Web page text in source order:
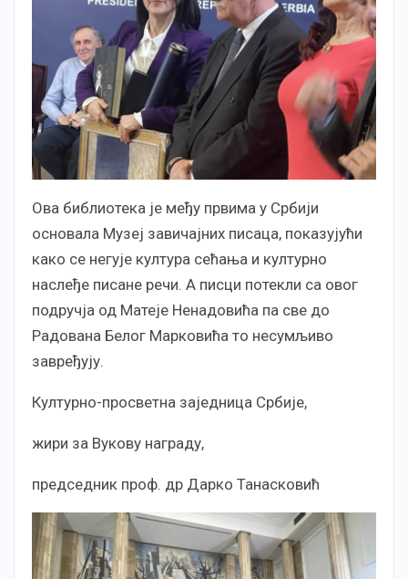
Ова библиотека је међу првима у Србији
основала Музеј завичајних писаца, показујући
како се негује култура сећања и културно
наслеђе писане речи. А писци потекли са овог
подручја од Матеје Ненадовића па све до
Радована Белог Марковића то несумљиво
завређују.
Културно-просветна заједница Србије,
жири за Вукову награду,
председник проф. др Дарко Танасковић